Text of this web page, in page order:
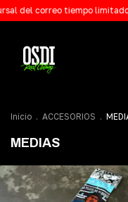
del correo tiempo
Inicio . ACCESORIOS .
MEDIAS